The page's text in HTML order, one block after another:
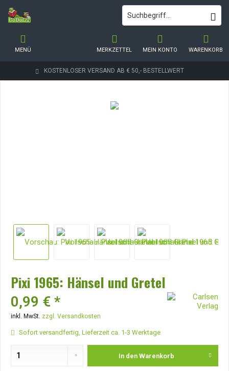
KOSTENLOSER VERSAND AB € 50,- BESTELLWERT
WARENKORB
MERKZETTEL MEIN KONTO
MENÜ
Pixi 1965: Hänsel und Gretel
0,99 € *
inkl. MwSt. zzgl. Versandkosten
Sofort versandfertig, Lieferzeit ca. 1-3 Werktage
In den Warenkorb